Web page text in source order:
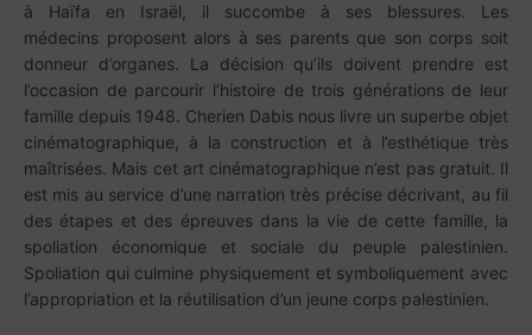
à Haïfa en Israël, il succombe à ses blessures. Les
médecins proposent alors à ses parents que son corps soit
donneur d’organes. La décision qu’ils doivent prendre est
l’occasion de parcourir l’histoire de trois générations de leur
famille depuis 1948. Cherien Dabis nous livre un superbe objet
cinématographique, à la construction et à l’esthétique très
maîtrisées. Mais cet art cinématographique n’est pas gratuit. Il
est mis au service d’une narration très précise décrivant, au fil
des étapes et des épreuves dans la vie de cette famille, la
spoliation économique et sociale du peuple palestinien.
Spoliation qui culmine physiquement et symboliquement avec
l’appropriation et la réutilisation d’un jeune corps palestinien.